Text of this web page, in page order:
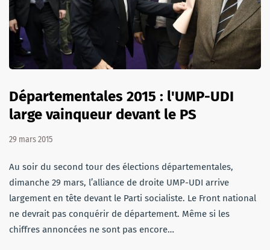
Départementales 2015 : l'UMP-UDI
large vainqueur devant le PS
29 mars 2015
Au soir du second tour des élections départementales,
dimanche 29 mars, l’alliance de droite UMP-UDI arrive
largement en tête devant le Parti socialiste. Le Front national
ne devrait pas conquérir de département. Même si les
chiffres annoncées ne sont pas encore…